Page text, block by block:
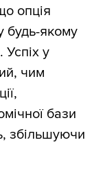
опція
будь-якому
Успіх у
чим
бази
збільшуючи